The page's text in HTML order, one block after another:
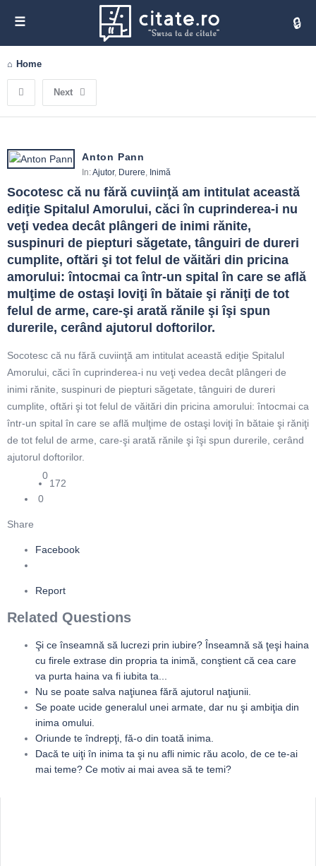
Home
Next
Anton Pann
In:Ajutor, Durere, Inimă
Socotesc că nu fără cuviinţă am intitulat această
ediţie Spitalul Amorului, căci în cuprinderea-i nu
veţi vedea decât plângeri de inimi rănite,
suspinuri de piepturi săgetate, tânguiri de dureri
cumplite, oftări şi tot felul de văitări din pricina
amorului: întocmai ca într-un spital în care se află
mulţime de ostaşi loviţi în bătaie şi răniţi de tot
felul de arme, care-şi arată rănile şi îşi spun
durerile, cerând ajutorul doftorilor.
Socotesc că nu fără cuviinţă am intitulat această ediţie Spitalul
Amorului, căci în cuprinderea-i nu veţi vedea decât plângeri de
inimi rănite, suspinuri de piepturi săgetate, tânguiri de dureri
cumplite, oftări şi tot felul de văitări din pricina amorului: întocmai ca
într-un spital în care se află mulţime de ostaşi loviţi în bătaie şi răniţi
de tot felul de arme, care-şi arată rănile şi îşi spun durerile, cerând
ajutorul doftorilor.
0
172
0
Share
Facebook
Report
Related Questions
Şi ce înseamnă să lucrezi prin iubire? Înseamnă să ţeşi haina
cu firele extrase din propria ta inimă, conştient că cea care
va purta haina va fi iubita ta...
Nu se poate salva naţiunea fără ajutorul naţiunii.
Se poate ucide generalul unei armate, dar nu şi ambiţia din
inima omului.
Oriunde te îndrepţi, fă-o din toată inima.
Dacă te uiţi în inima ta şi nu afli nimic rău acolo, de ce te-ai
mai teme? Ce motiv ai mai avea să te temi?